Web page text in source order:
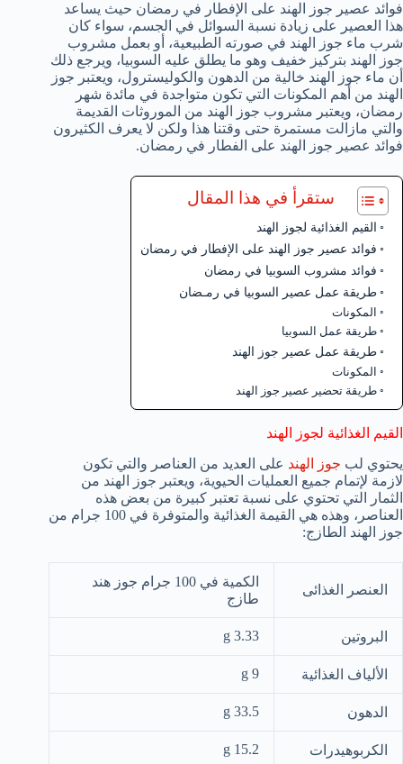
فوائد عصير جوز الهند على الإفطار في رمضان حيث يساعد
هذا العصير على زيادة نسبة السوائل في الجسم، سواء كان
شرب ماء جوز الهند في صورته الطبيعية، أو بعمل مشروب
جوز الهند بتركيز خفيف وهو ما يطلق عليه السوبيا، ويرجع ذلك
أن ماء جوز الهند خالية من الدهون والكوليسترول، ويعتبر جوز
الهند من أهم المكونات التي تكون متواجدة في مائدة شهر
رمضان، ويعتبر مشروب جوز الهند من الموروثات القديمة
والتي مازالت مستمرة حتى وقتنا هذا ولكن لا يعرف الكثيرون
فوائد عصير جوز الهند على الفطار في رمضان.
ستقرأ في هذا المقال
القيم الغذائية لجوز الهند
فوائد عصير جوز الهند على الإفطار في رمضان
فوائد مشروب السوبيا في رمضان
طريقة عمل عصير السوبيا في رمـضان
المكونات
طريقة عمل السوبيا
طريقة عمل عصير جوز الهند
المكونات
طريقة تحضير عصير جوز الهند
القيم الغذائية لجوز الهند
يحتوي لب جوز الهند على العديد من العناصر والتي تكون
لازمة لإتمام جميع العمليات الحيوية، ويعتبر جوز الهند من
الثمار التي تحتوي على نسبة تعتبر كبيرة من بعض هذه
العناصر، وهذه هي القيمة الغذائية والمتوفرة في 100 جرام من
جوز الهند الطازج:
العنصر الغذائى
الكمية في 100 جرام جوز هند
طازج
البروتين 3.33 g
الألياف الغذائية 9 g
الدهون 33.5 g
الكربوهيدرات 15.2 g